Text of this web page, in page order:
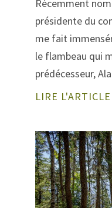
Récemment
présidente du
me fait
le flambeau qui
prédécesseur,
LIRE L'ARTICLE